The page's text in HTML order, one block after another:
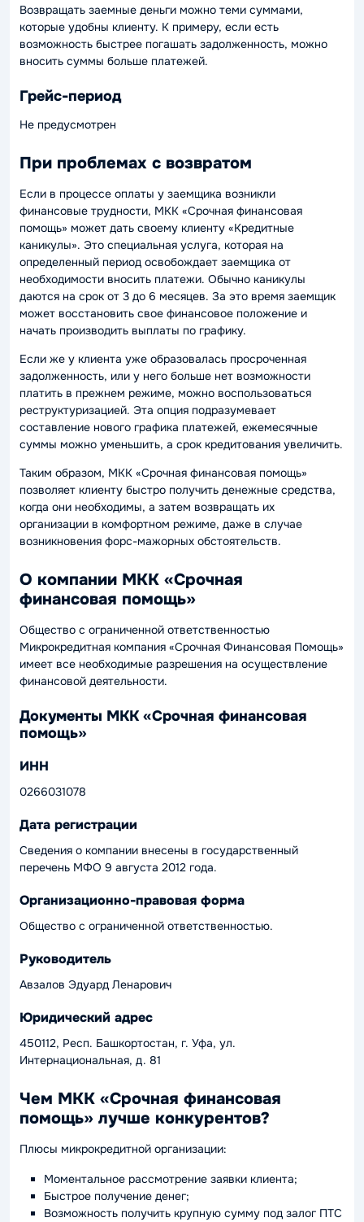
Возвращать заемные деньги можно теми суммами,
которые удобны клиенту. К примеру, если есть
возможность быстрее погашать задолженность, можно
вносить суммы больше платежей.
Грейс-период
Не предусмотрен
При проблемах с возвратом
Если в процессе оплаты у заемщика возникли
финансовые трудности, МКК «Срочная финансовая
помощь» может дать своему клиенту «Кредитные
каникулы». Это специальная услуга, которая на
определенный период освобождает заемщика от
необходимости вносить платежи. Обычно каникулы
даются на срок от 3 до 6 месяцев. За это время заемщик
может восстановить свое финансовое положение и
начать производить выплаты по графику.
Если же у клиента уже образовалась просроченная
задолженность, или у него больше нет возможности
платить в прежнем режиме, можно воспользоваться
реструктуризацией. Эта опция подразумевает
составление нового графика платежей, ежемесячные
суммы можно уменьшить, а срок кредитования увеличить.
Таким образом, МКК «Срочная финансовая помощь»
позволяет клиенту быстро получить денежные средства,
когда они необходимы, а затем возвращать их
организации в комфортном режиме, даже в случае
возникновения форс-мажорных обстоятельств.
О компании МКК «Срочная
финансовая помощь»
Общество с ограниченной ответственностью
Микрокредитная компания «Срочная Финансовая Помощь»
имеет все необходимые разрешения на осуществление
финансовой деятельности.
Документы МКК «Срочная финансовая
помощь»
ИНН
0266031078
Дата регистрации
Сведения о компании внесены в государственный
перечень МФО 9 августа 2012 года.
Организационно-правовая форма
Общество с ограниченной ответственностью.
Руководитель
Авзалов Эдуард Ленарович
Юридический адрес
450112, Респ. Башкортостан, г. Уфа, ул.
Интернациональная, д. 81
Чем МКК «Срочная финансовая
помощь» лучше конкурентов?
Плюсы микрокредитной организации:
Моментальное рассмотрение заявки клиента;
Быстрое получение денег;
Возможность получить крупную сумму под залог ПТС